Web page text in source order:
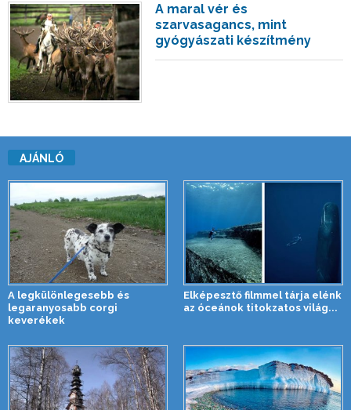
A maral vér és
szarvasagancs, mint
gyógyászati ​​készítmény
AJÁNLÓ
A legkülönlegesebb és
legaranyosabb corgi
keverékek
Elképesztő filmmel tárja elénk
az óceánok titokzatos világ...